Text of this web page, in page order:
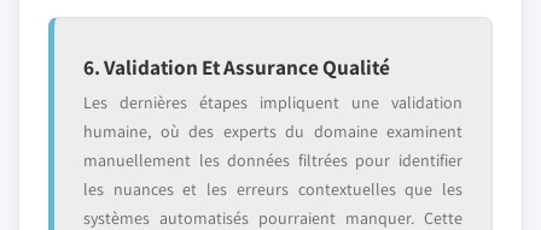
6. Validation Et Assurance Qualité
Les dernières étapes impliquent une validation
humaine, où des experts du domaine examinent
manuellement les données filtrées pour identifier
les nuances et les erreurs contextuelles que les
systèmes automatisés pourraient manquer. Cette